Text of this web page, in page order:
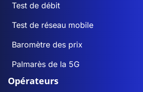
Test de débit
Test de réseau mobile
Baromètre des prix
Palmarès de la 5G
Opérateurs